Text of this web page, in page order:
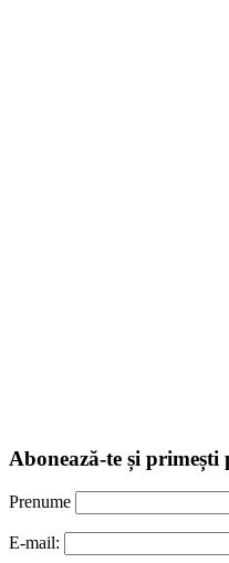
Abonează-te și primești
Prenume
E-mail: